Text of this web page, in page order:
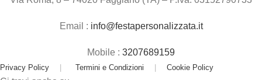
Email : info@festapersonalizzata.it
Mobile : 3207689159
Privacy Policy | Termini e Condizioni | Cookie Policy